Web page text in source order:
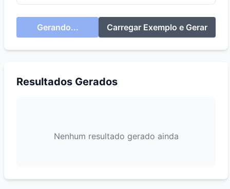
Gerando... Carregar Exemplo e Gerar
Resultados Gerados
Nenhum resultado gerado ainda